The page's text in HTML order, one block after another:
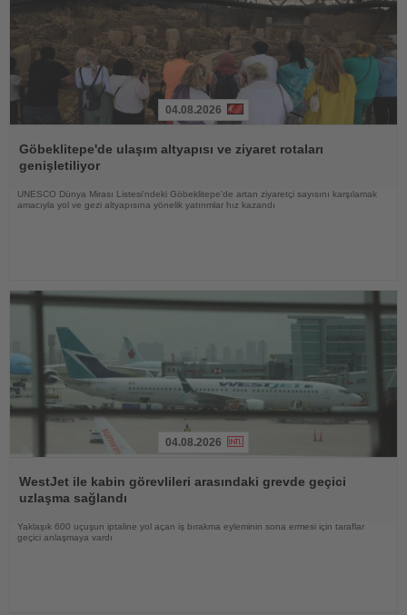
Oku
04.08.2026
Göbeklitepe'de ulaşım altyapısı ve ziyaret rotaları
genişletiliyor
UNESCO Dünya Mirası Listesi'ndeki Göbeklitepe'de artan ziyaretçi sayısını karşılamak
amacıyla yol ve gezi altyapısına yönelik yatırımlar hız kazandı
Oku
04.08.2026
WestJet ile kabin görevlileri arasındaki grevde geçici
uzlaşma sağlandı
Yaklaşık 600 uçuşun iptaline yol açan iş bırakma eyleminin sona ermesi için taraflar
geçici anlaşmaya vardı